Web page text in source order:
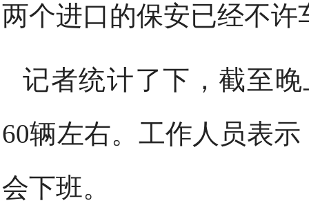
两个进口的保安已经不许
记者统计了下，截至
60辆左右。工作人员表
会下班。